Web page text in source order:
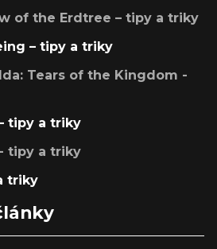
of the Erdtree – tipy a triky
– tipy a triky
Tears of the Kingdom -
tipy a triky
tipy a triky
triky